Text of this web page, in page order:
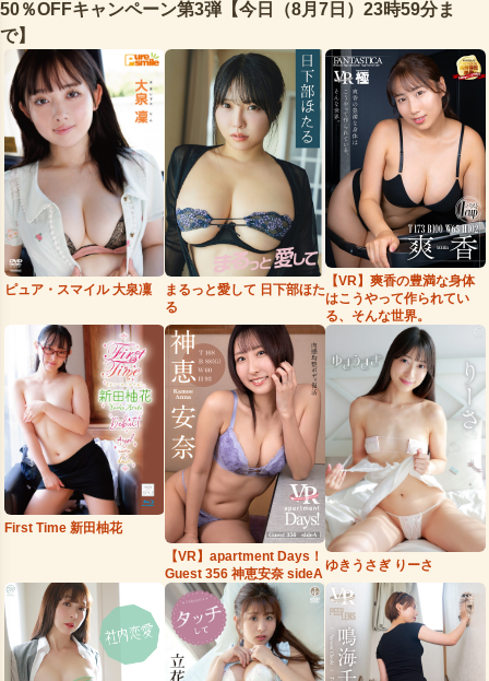
50％OFFキャンペーン第3弾【今日（8月7日）23時59分ま
で】
ピュア・スマイル 大泉凜
まるっと愛して 日下部ほた
る
【VR】爽香の豊満な身体
はこうやって作られてい
る、そんな世界。
First Time 新田柚花
【VR】apartment Days！
Guest 356 神恵安奈 sideA
ゆきうさぎ りーさ